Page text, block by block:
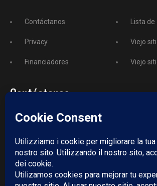
Contáctanos
Privacy
Financiadores
Lista
Viejo
Viejo
Contáctanos
Teléfono+52 729 243 3743
Email:
redazione@puntodincontro.mx